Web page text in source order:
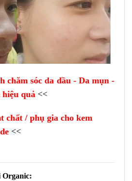
chăm sóc da dầu - Da mụn -
quả <<
chất / phụ gia cho kem
<<
Organic: